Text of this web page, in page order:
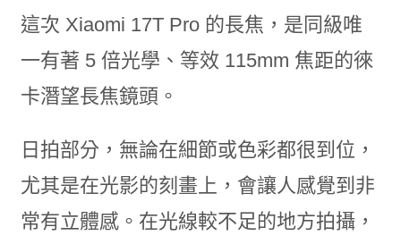
這次 Xiaomi 17T Pro 的長焦，是同級唯
一有著 5 倍光學、等效 115mm 焦距的徠
卡潛望長焦鏡頭。
日拍部分，無論在細節或色彩都很到位，
尤其是在光影的刻畫上，會讓人感覺到非
常有立體感。在光線較不足的地方拍攝，